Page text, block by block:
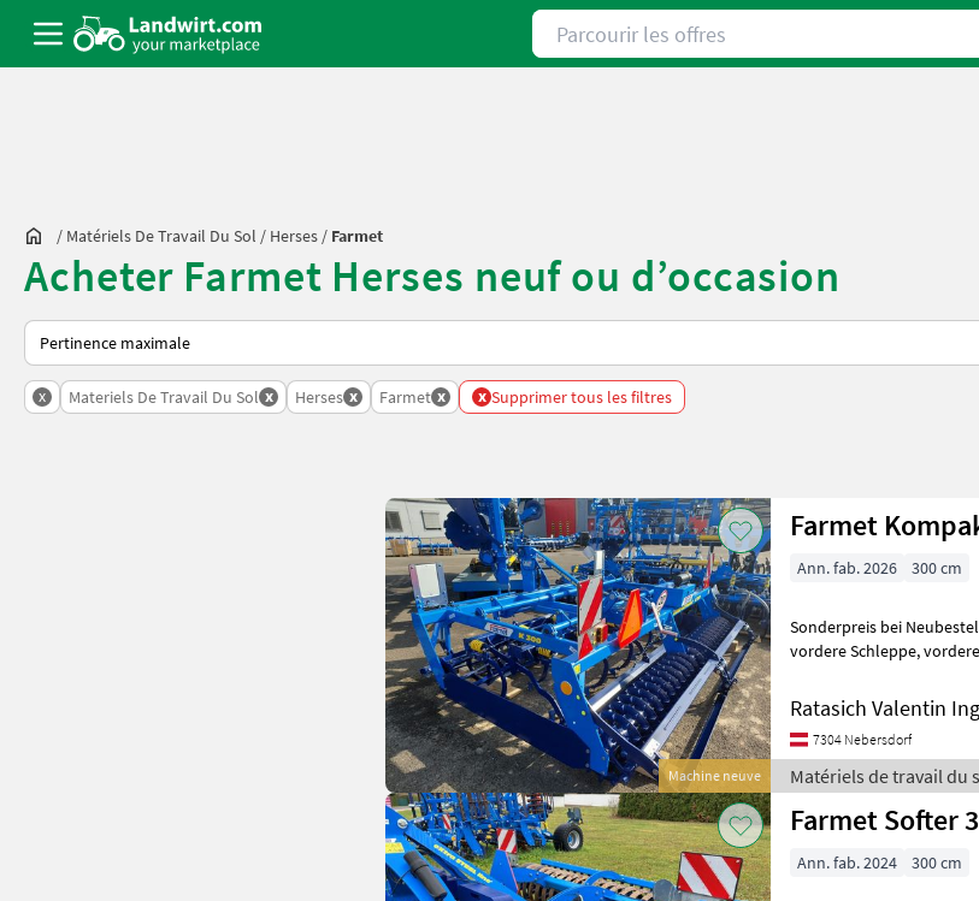
Parcourir les offres
/ Matériels De Travail Du Sol / Herses / Farmet
Acheter Farmet Herses neuf ou d’occasion
Voici comment les annonces sont triées sur Landwirt.com
x Materiels De Travail Du Sol x Herses x Farmet x x Supprimer tous les filtres
Machine neuve
Farmet
Ann. fab. 2026 300 cm
Sonderpreis bei
vordere Schleppe, vordere größere Spiralwalze für grobe
Ratasich Valentin
7304 Nebersdorf
Matériels de travail du
Farmet Softer
Ann. fab. 2024 300 cm